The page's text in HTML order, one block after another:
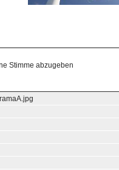
Stimme abzugeben